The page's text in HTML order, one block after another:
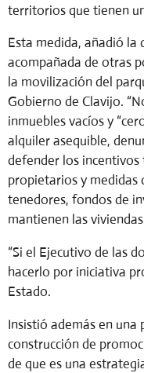
territorios que tienen
Esta medida, añadió la
acompañada de otras
la movilización del
Gobierno de Clavijo.
inmuebles vacíos y
alquiler asequible,
defender los
propietarios y medidas
tenedores, fondos de
mantienen las
“Si el Ejecutivo de las
hacerlo por iniciativa
Estado.
Insistió además en una
construcción de
de que es una